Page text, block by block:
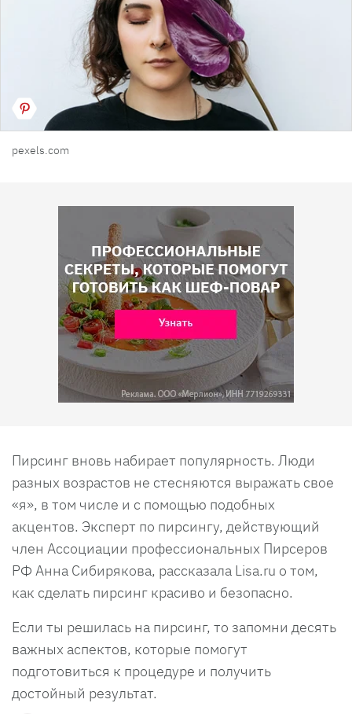
pexels.com
Пирсинг вновь набирает популярность. Люди
разных возрастов не стесняются выражать свое
«я», в том числе и с помощью подобных
акцентов. Эксперт по пирсингу, действующий
член Ассоциации профессиональных Пирсеров
РФ Анна Сибирякова, рассказала Lisa.ru о том,
как сделать пирсинг красиво и безопасно.
Если ты решилась на пирсинг, то запомни десять
важных аспектов, которые помогут
подготовиться к процедуре и получить
достойный результат.